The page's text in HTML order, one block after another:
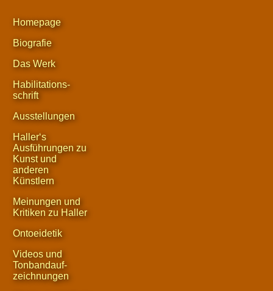
Homepage
Biografie
Das Werk
Habilitations-
schrift
Ausstellungen
Haller‘s
Ausführungen zu
Kunst und
anderen
Künstlern
Meinungen und
Kritiken zu Haller
Ontoeidetik
Videos und
Tonbandauf-
zeichnungen